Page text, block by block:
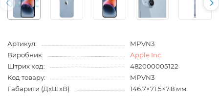
Артикул:
MPVN3
Виробник:
Apple Inc.
Штрих код:
482000005122
Код товару:
MPVN3
Габарити (ДхШхВ):
146.7×71.5×7.8 мм